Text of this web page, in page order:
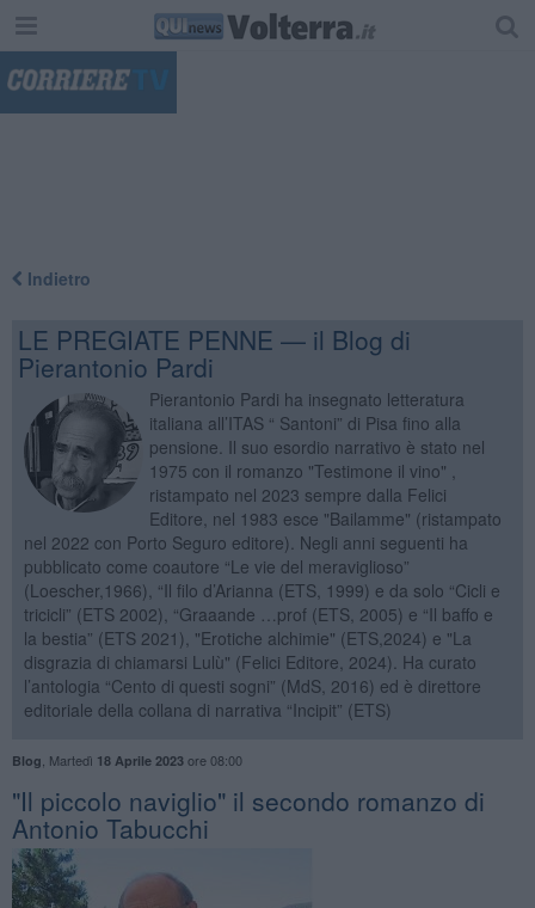
Indietro
LE PREGIATE PENNE — il Blog di
Pierantonio Pardi
Pierantonio Pardi ha insegnato letteratura
italiana all’ITAS “ Santoni” di Pisa fino alla
pensione. Il suo esordio narrativo è stato nel
1975 con il romanzo "Testimone il vino" ,
ristampato nel 2023 sempre dalla Felici
Editore, nel 1983 esce "Bailamme" (ristampato
nel 2022 con Porto Seguro editore). Negli anni seguenti ha
pubblicato come coautore “Le vie del meraviglioso”
(Loescher,1966), “Il filo d’Arianna (ETS, 1999) e da solo “Cicli e
tricicli” (ETS 2002), “Graaande …prof (ETS, 2005) e “Il baffo e
la bestia” (ETS 2021), "Erotiche alchimie" (ETS,2024) e "La
disgrazia di chiamarsi Lulù" (Felici Editore, 2024). Ha curato
l’antologia “Cento di questi sogni” (MdS, 2016) ed è direttore
editoriale della collana di narrativa “Incipit” (ETS)
Blog Martedì 18 Aprile 2023ore 08:00
​"Il piccolo naviglio" il secondo romanzo di
Antonio Tabucchi